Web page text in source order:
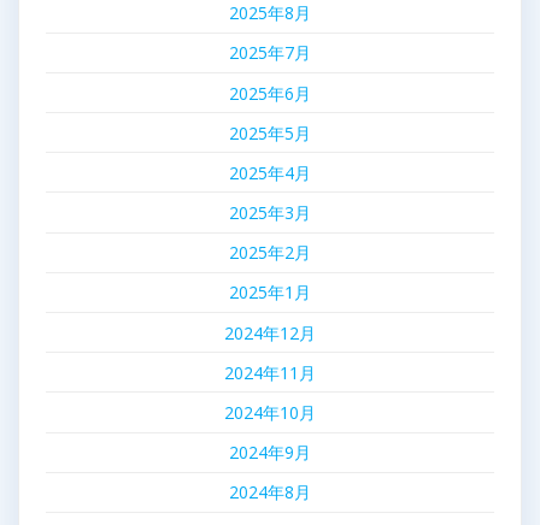
2025年8月
2025年7月
2025年6月
2025年5月
2025年4月
2025年3月
2025年2月
2025年1月
2024年12月
2024年11月
2024年10月
2024年9月
2024年8月